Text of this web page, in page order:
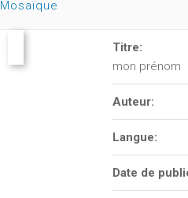
r
e
d
e
êtes
ici
Mosaïque
Titre:
mon prénom
Auteur:
Langue:
Date de